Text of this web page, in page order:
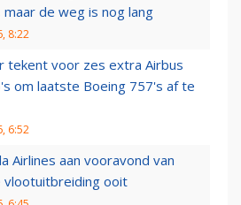
maar de weg is nog lang
8:22
tekent voor zes extra Airbus
om laatste Boeing 757's af te
6:52
Airlines aan vooravond van
ooit